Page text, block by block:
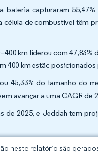
capturaram
célula de combustível têm
km liderou com
400 km estão posicionados
45,33% do tamanho do
avançar a uma CAGR de
de 2025, e Jeddah tem
neste relatório são